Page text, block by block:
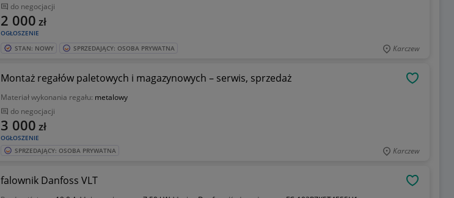
do negocjacji
OGŁOSZENIE
2 000 zł
STAN: NOWY SPRZEDAJĄCY: OSOBA PRYWATNA Karczew
Montaż regałów paletowych i magazynowych – serwis, sprzedaż
Materiał wykonania regału: metalowy
do negocjacji
OGŁOSZENIE
3 000 zł
SPRZEDAJĄCY: OSOBA PRYWATNA Karczew
falownik Danfoss VLT